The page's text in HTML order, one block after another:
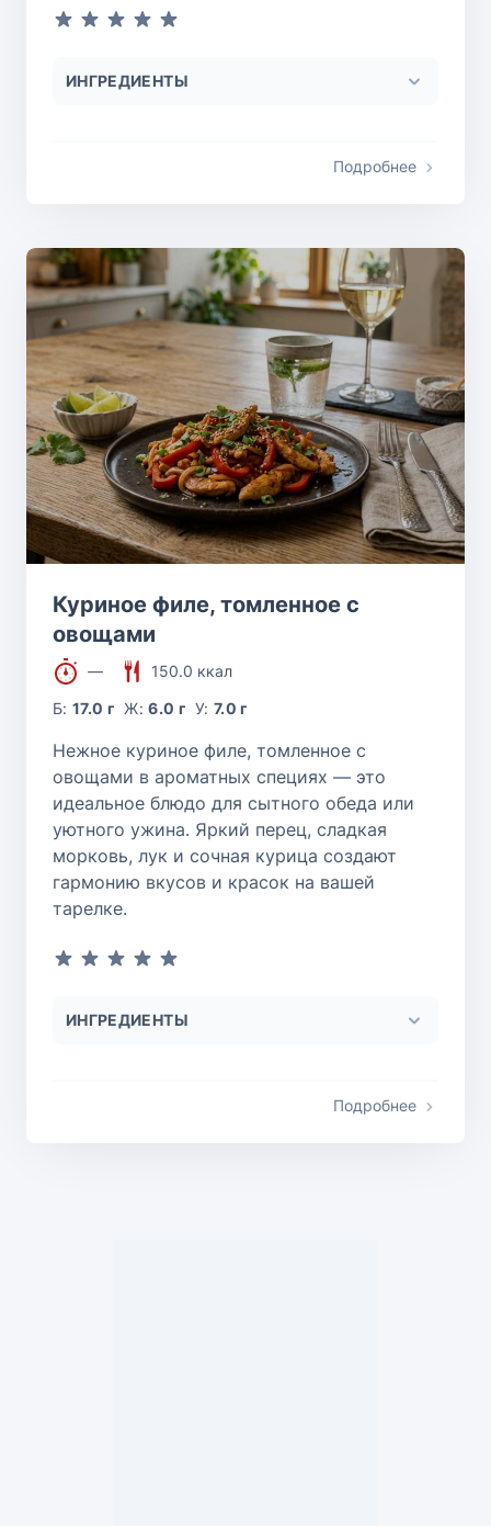
ИНГРЕДИЕНТЫ
Подробнее
Куриное филе, томленное с
овощами
—
150.0 ккал
Б:17.0 г Ж:6.0 г У:7.0 г
Нежное куриное филе, томленное с
овощами в ароматных специях — это
идеальное блюдо для сытного обеда или
уютного ужина. Яркий перец, сладкая
морковь, лук и сочная курица создают
гармонию вкусов и красок на вашей
тарелке.
ИНГРЕДИЕНТЫ
Подробнее